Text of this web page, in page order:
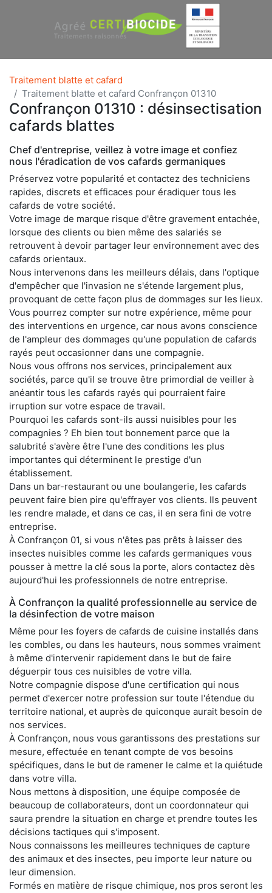
Traitement blatte et cafard
Traitement blatte et cafard Confrançon 01310
Confrançon 01310 : désinsectisation
cafards blattes
Chef d'entreprise, veillez à votre image et confiez
nous l'éradication de vos cafards germaniques
Préservez votre popularité et contactez des techniciens
rapides, discrets et efficaces pour éradiquer tous les
cafards de votre société.
Votre image de marque risque d'être gravement entachée,
lorsque des clients ou bien même des salariés se
retrouvent à devoir partager leur environnement avec des
cafards orientaux.
Nous intervenons dans les meilleurs délais, dans l'optique
d'empêcher que l'invasion ne s'étende largement plus,
provoquant de cette façon plus de dommages sur les lieux.
Vous pourrez compter sur notre expérience, même pour
des interventions en urgence, car nous avons conscience
de l'ampleur des dommages qu'une population de cafards
rayés peut occasionner dans une compagnie.
Nous vous offrons nos services, principalement aux
sociétés, parce qu'il se trouve être primordial de veiller à
anéantir tous les cafards rayés qui pourraient faire
irruption sur votre espace de travail.
Pourquoi les cafards sont-ils aussi nuisibles pour les
compagnies ? Eh bien tout bonnement parce que la
salubrité s'avère être l'une des conditions les plus
importantes qui déterminent le prestige d'un
établissement.
Dans un bar-restaurant ou une boulangerie, les cafards
peuvent faire bien pire qu'effrayer vos clients. Ils peuvent
les rendre malade, et dans ce cas, il en sera fini de votre
entreprise.
À Confrançon 01, si vous n'êtes pas prêts à laisser des
insectes nuisibles comme les cafards germaniques vous
pousser à mettre la clé sous la porte, alors contactez dès
aujourd'hui les professionnels de notre entreprise.
À Confrançon la qualité professionnelle au service de
la désinfection de votre maison
Même pour les foyers de cafards de cuisine installés dans
les combles, ou dans les hauteurs, nous sommes vraiment
à même d'intervenir rapidement dans le but de faire
déguerpir tous ces nuisibles de votre villa.
Notre compagnie dispose d'une certification qui nous
permet d'exercer notre profession sur toute l'étendue du
territoire national, et auprès de quiconque aurait besoin de
nos services.
À Confrançon, nous vous garantissons des prestations sur
mesure, effectuée en tenant compte de vos besoins
spécifiques, dans le but de ramener le calme et la quiétude
dans votre villa.
Nous mettons à disposition, une équipe composée de
beaucoup de collaborateurs, dont un coordonnateur qui
saura prendre la situation en charge et prendre toutes les
décisions tactiques qui s'imposent.
Nous connaissons les meilleures techniques de capture
des animaux et des insectes, peu importe leur nature ou
leur dimension.
Formés en matière de risque chimique, nos pros seront les